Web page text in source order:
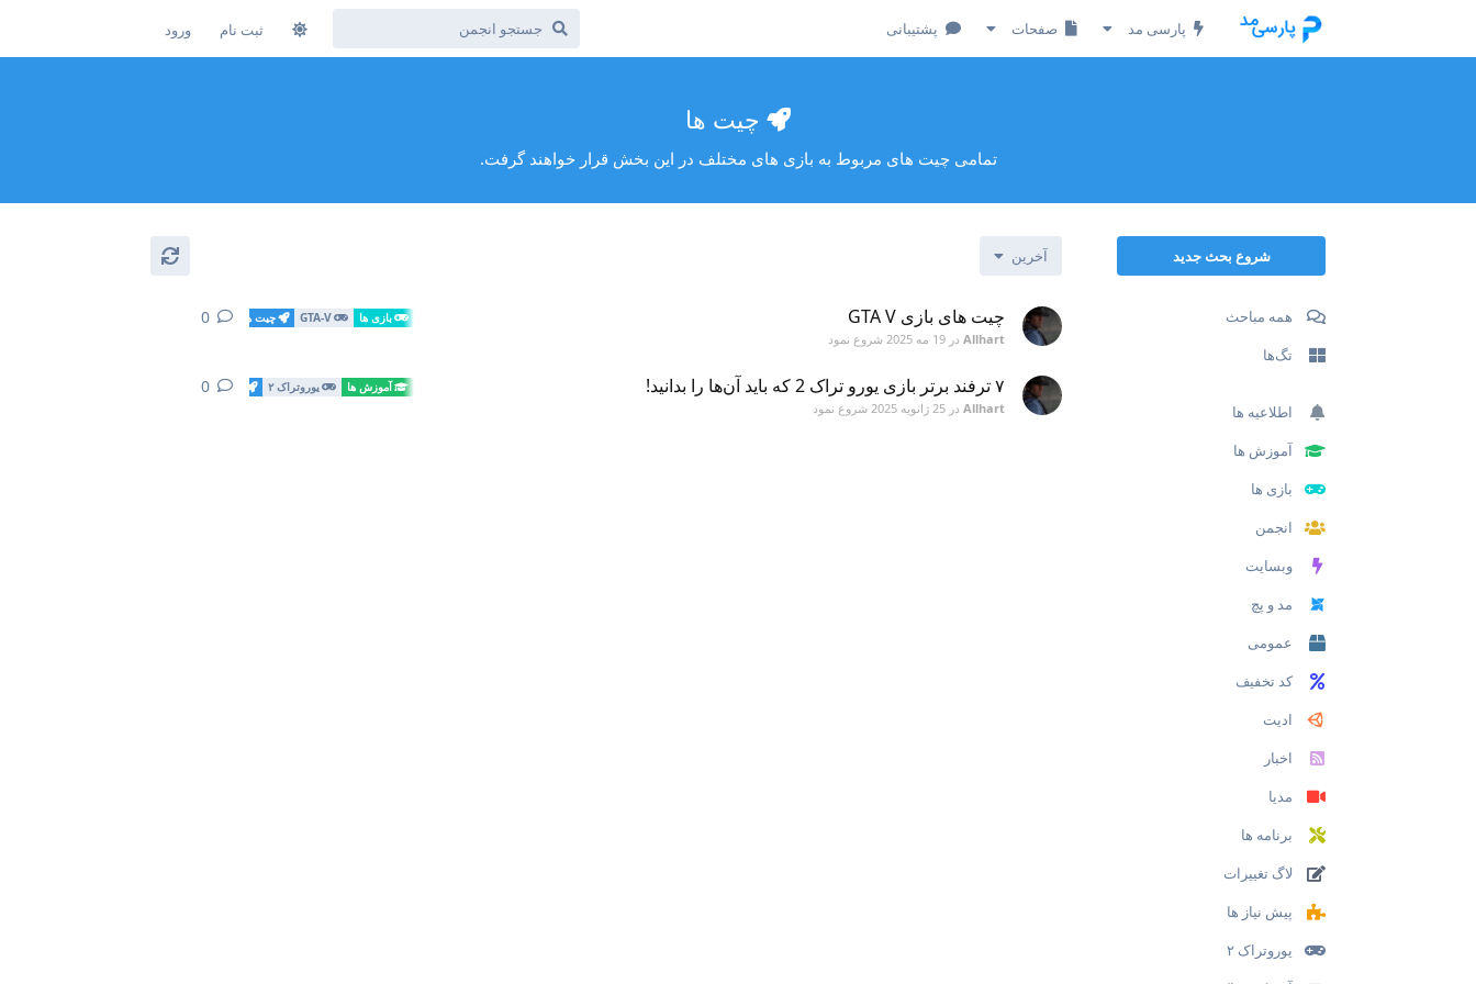
پارسی مد صفحات پشتیبانی ثبت‌ نام ورود
چیت ها
تمامی چیت های مربوط به بازی های مختلف در این بخش قرار خواهند گرفت.
شروع بحث جدید
همه مباحث
تگ‌ها
اطلاعیه ها
آموزش ها
بازی ها
انجمن
وبسایت
مد و پچ
عمومی
کد تخفیف
ادیت
اخبار
مدیا
برنامه ها
لاگ تغییرات
پیش نیاز ها
یوروتراک ۲
آخرین
چیت های بازی GTA V بازی ها GTA-V چیت ها
Allhart در 19 مه 2025 شروع نمود
0
۷ ترفند برتر بازی یورو تراک 2 که باید آن‌ها را بدانید! آموزش ها یوروتراک ۲ چیت ها
Allhart در 25 ژانویه 2025 شروع نمود
0